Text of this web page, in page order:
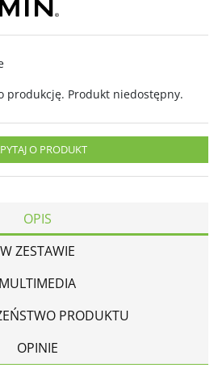
produkcję. Produkt niedostępny.
O PRODUKT
OPIS
W ZESTAWIE
MULTIMEDIA
PRODUKTU
OPINIE